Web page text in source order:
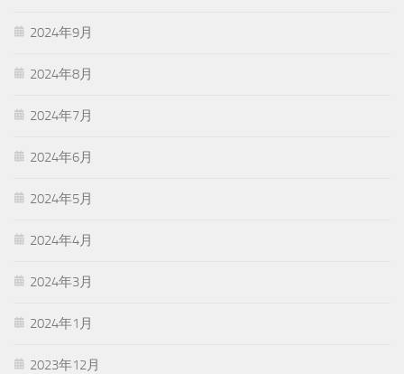
2024年9月
2024年8月
2024年7月
2024年6月
2024年5月
2024年4月
2024年3月
2024年1月
2023年12月